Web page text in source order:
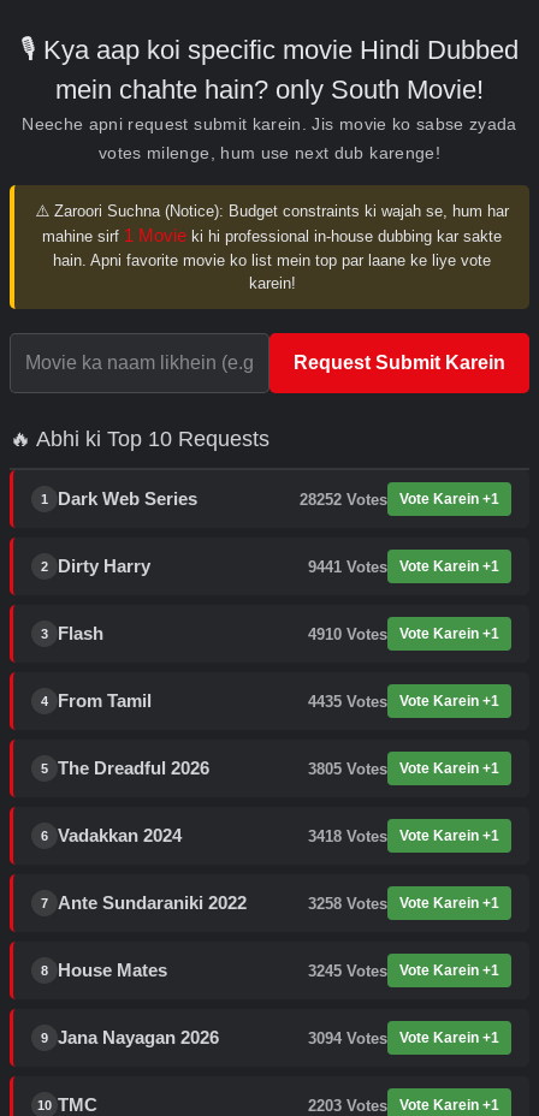
🎙️ Kya aap koi specific movie Hindi Dubbed
mein chahte hain? only South Movie!
Neeche apni request submit karein. Jis movie ko sabse zyada
votes milenge, hum use next dub karenge!
⚠️ Zaroori Suchna (Notice): Budget constraints ki wajah se, hum har
mahine sirf 1 Movie ki hi professional in-house dubbing kar sakte
hain. Apni favorite movie ko list mein top par laane ke liye vote
karein!
Request Submit Karein
🔥 Abhi ki Top 10 Requests
1 Dark Web Series 28252 Votes Vote Karein +1
2 Dirty Harry 9441 Votes Vote Karein +1
3 Flash 4910 Votes Vote Karein +1
4 From Tamil 4435 Votes Vote Karein +1
5 The Dreadful 2026 3805 Votes Vote Karein +1
6 Vadakkan 2024 3418 Votes Vote Karein +1
7 Ante Sundaraniki 2022 3258 Votes Vote Karein +1
8 House Mates 3245 Votes Vote Karein +1
9 Jana Nayagan 2026 3094 Votes Vote Karein +1
10 TMC 2203 Votes Vote Karein +1